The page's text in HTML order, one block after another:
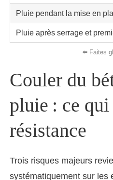
Pluie pendant la mise en
Pluie après serrage et
Couler du
pluie : ce
résistance
Trois risques majeurs
systématiquement sur les